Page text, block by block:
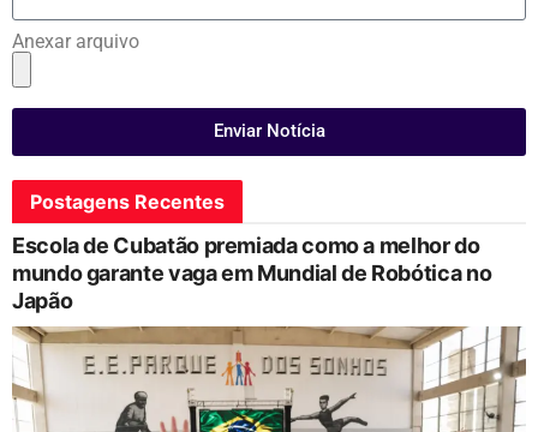
Anexar arquivo
Enviar Notícia
Postagens Recentes
Escola de Cubatão premiada como a melhor do
mundo garante vaga em Mundial de Robótica no
Japão